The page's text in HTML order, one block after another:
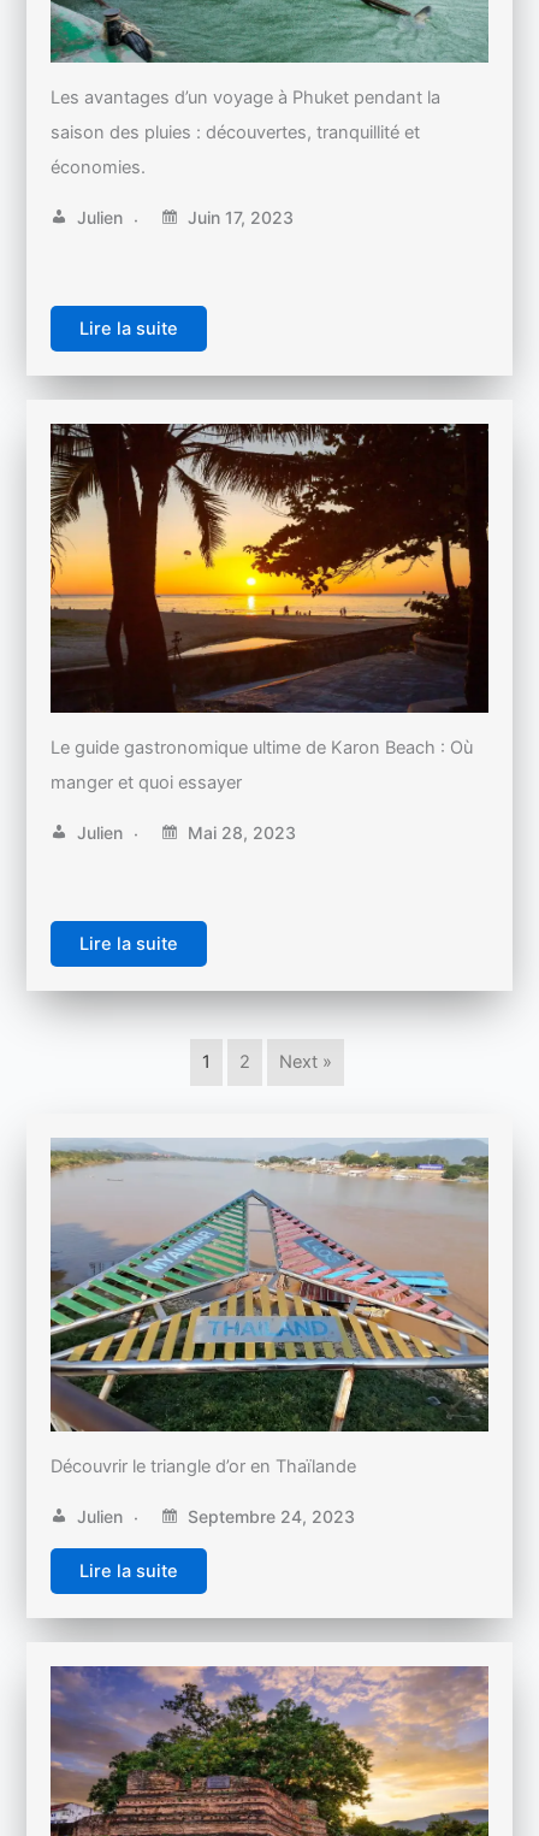
Les avantages d’un voyage à Phuket pendant la
saison des pluies : découvertes, tranquillité et
économies.
Julien Juin 17, 2023
Lire la suite
Le guide gastronomique ultime de Karon Beach : Où
manger et quoi essayer
Julien Mai 28, 2023
Lire la suite
1 2 Next »
Découvrir le triangle d’or en Thaïlande
Julien Septembre 24, 2023
Lire la suite